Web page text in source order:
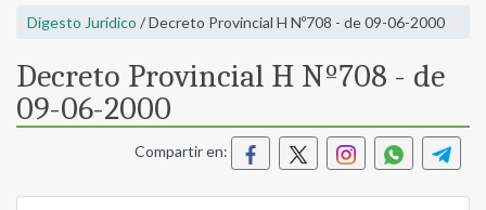
Digesto Jurídico / Decreto Provincial H Nº708 - de 09-06-2000
Decreto Provincial H Nº708 - de
09-06-2000
Compartir en: